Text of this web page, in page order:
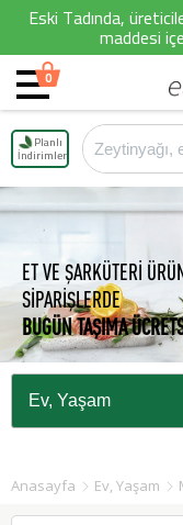
Eski Tadında,
maddesi
0
Planlı
İndirimler
ET VE ŞARKÜTERİ
SİPARİŞLERDE
BUGÜN TAŞIMA
Anasayfa Ev, Yaşam